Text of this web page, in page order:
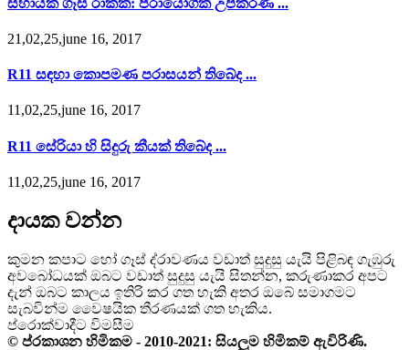
21,02,25,june 16, 2017
R11 සඳහා කොපමණ පරාසයන් තිබේද ...
11,02,25,june 16, 2017
R11 සේරියා හි සිදුරු කීයක් තිබේද ...
11,02,25,june 16, 2017
දායක වන්න
කුමන කපාට හෝ ගෑස් ද්රාවණය වඩාත් සුදුසු යැයි පිළිබඳ ගැඹුරු
අවබෝධයක් ඔබට වඩාත් සුදුසු යැයි සිතන්න, කරුණාකර අපට
දැන් ඔබට කාලය ඉතිරි කර ගත හැකි අතර ඔබේ සමාගමට
සැබවින්ම වෛෂයික තීරණයක් ගත හැකිය.
ප්රොක්වාදීට විමසීම
© ප්රකාශන හිමිකම - 2010-2021: සියලුම හිමිකම් ඇවිරිණි.